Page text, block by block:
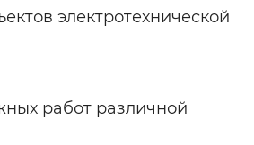
электротехнической
работ различной